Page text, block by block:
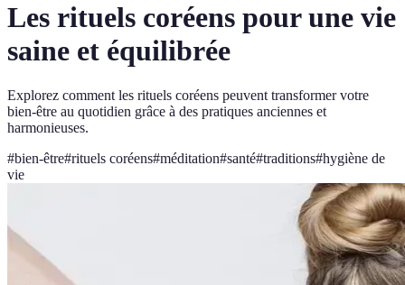
Les rituels coréens pour une vie
saine et équilibrée
Explorez comment les rituels coréens peuvent transformer votre
bien-être au quotidien grâce à des pratiques anciennes et
harmonieuses.
#bien-être#rituels coréens#méditation#santé#traditions#hygiène de
vie